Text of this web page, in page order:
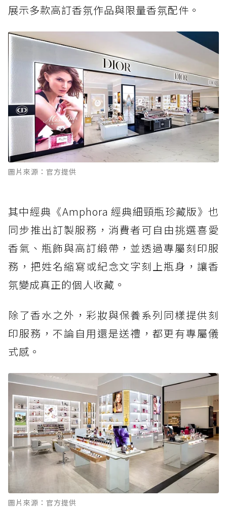
展示多款高訂香氛作品與限量香氛配件。
圖片來源：官方提供
其中經典《Amphora 經典細頸瓶珍藏版》也
同步推出訂製服務，消費者可自由挑選喜愛
香氣、瓶飾與高訂緞帶，並透過專屬刻印服
務，把姓名縮寫或紀念文字刻上瓶身，讓香
氛變成真正的個人收藏。
除了香水之外，彩妝與保養系列同樣提供刻
印服務，不論自用還是送禮，都更有專屬儀
式感。
圖片來源：官方提供